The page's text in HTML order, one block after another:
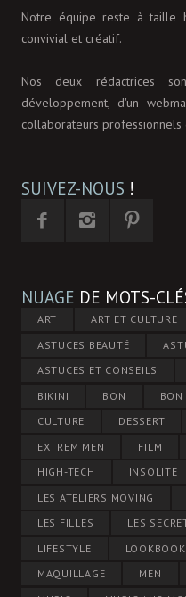
Notre équipe reste à taille
convivial et créatif.
Nos deux rédactrices
développement, d'un
collaborateurs professionnels
SUIVEZ-NOUS !
NUAGE DE MOTS-
ART ART ET CULTURE
ASTUCES BEAUTÉ
ASTUCES ET CONSEILS
BIKINI
BON BON
CULTURE
DESSERT
EXTREM MEN
FILM
HIGH-TECH
INSOLITE
LES ATELIERS MOVING
LES FILLES
LES
LIFESTYLE
LOOKBOOK
MAQUILLAGE
MEN